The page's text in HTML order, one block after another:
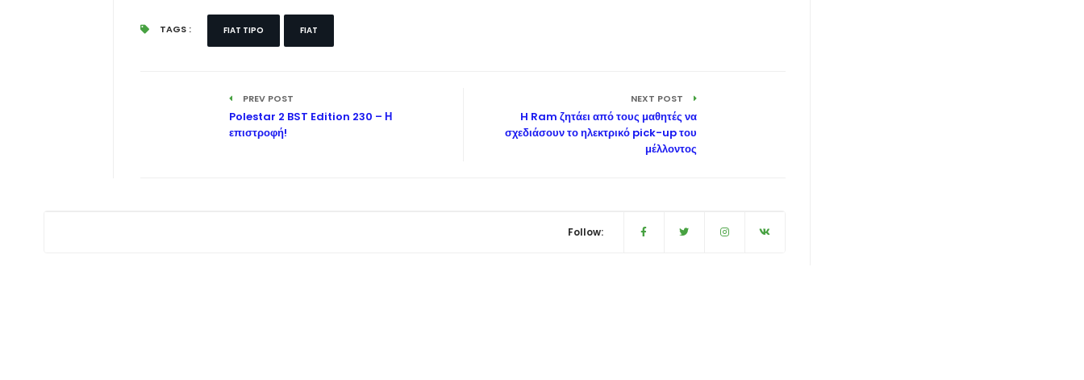
TAGS : FIAT TIPO FIAT
PREV POST
Polestar 2 BST Edition 230 – Η
επιστροφή!
NEXT POST
H Ram ζητάει από τους μαθητές να
σχεδιάσουν το ηλεκτρικό pick-up του
μέλλοντος
Follow: